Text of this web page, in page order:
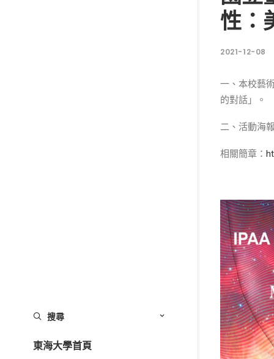
搜尋
東海大學首頁
性：
2021-12-08
一、本校藝
的對話」。
二、活動海
相關簡章：